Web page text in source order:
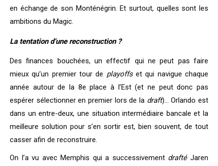
en échange de son Monténégrin. Et surtout, quelles sont les
ambitions du Magic.
La tentation d’une reconstruction ?
Des finances bouchées, un effectif qui ne peut pas faire
mieux qu’un premier tour de playoffset qui navigue chaque
année autour de la 8e place à l’Est (et ne peut donc pas
espérer sélectionner en premier lors de la draft)… Orlando est
dans un entre-deux, une situation intermédiaire bancale et la
meilleure solution pour s’en sortir est, bien souvent, de tout
casser afin de reconstruire.
On l’a vu avec Memphis qui a successivement draftéJaren